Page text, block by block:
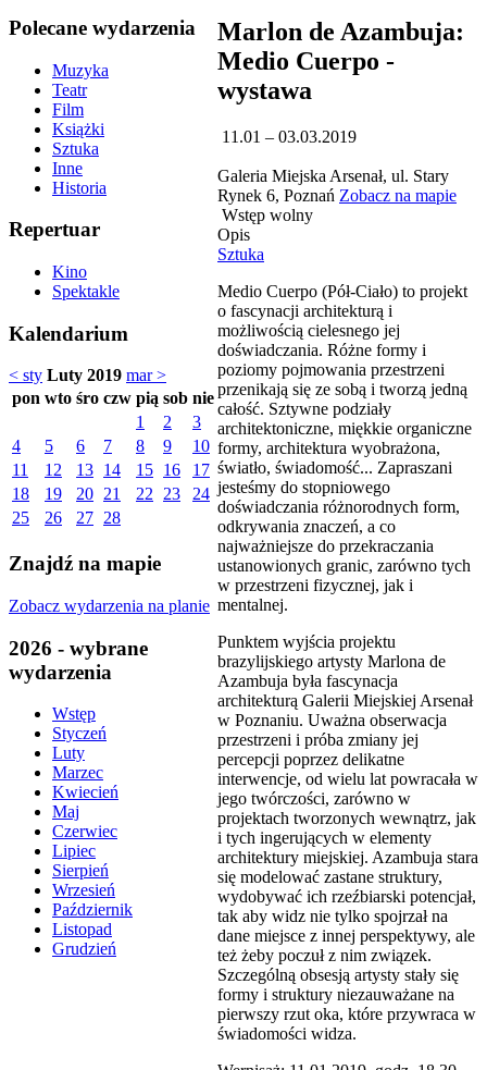
Polecane wydarzenia
Muzyka
Teatr
Film
Książki
Sztuka
Inne
Historia
Repertuar
Kino
Spektakle
Kalendarium
< sty Luty 2019 mar >
pon wto śro czw pią sob nie
1
2
3
4
5 6 7 8 9
10
11
12 13 14 15 16
17
18
19 20 21 22 23
24
25
26 27 28
Znajdź na mapie
Zobacz wydarzenia na planie
2026 - wybrane
wydarzenia
Wstęp
Styczeń
Luty
Marzec
Kwiecień
Maj
Czerwiec
Lipiec
Sierpień
Wrzesień
Październik
Listopad
Grudzień
Marlon de Azambuja:
Medio Cuerpo -
wystawa
11.01 – 03.03.2019
Galeria Miejska Arsenał, ul. Stary
Rynek 6, Poznań Zobacz na mapie
Wstęp wolny
Opis
Sztuka
Medio Cuerpo (Pół-Ciało) to projekt
o fascynacji architekturą i
możliwością cielesnego jej
doświadczania. Różne formy i
poziomy pojmowania przestrzeni
przenikają się ze sobą i tworzą jedną
całość. Sztywne podziały
architektoniczne, miękkie organiczne
formy, architektura wyobrażona,
światło, świadomość... Zapraszani
jesteśmy do stopniowego
doświadczania różnorodnych form,
odkrywania znaczeń, a co
najważniejsze do przekraczania
ustanowionych granic, zarówno tych
w przestrzeni fizycznej, jak i
mentalnej.
Punktem wyjścia projektu
brazylijskiego artysty Marlona de
Azambuja była fascynacja
architekturą Galerii Miejskiej Arsenał
w Poznaniu. Uważna obserwacja
przestrzeni i próba zmiany jej
percepcji poprzez delikatne
interwencje, od wielu lat powracała w
jego twórczości, zarówno w
projektach tworzonych wewnątrz, jak
i tych ingerujących w elementy
architektury miejskiej. Azambuja stara
się modelować zastane struktury,
wydobywać ich rzeźbiarski potencjał,
tak aby widz nie tylko spojrzał na
dane miejsce z innej perspektywy, ale
też żeby poczuł z nim związek.
Szczególną obsesją artysty stały się
formy i struktury niezauważane na
pierwszy rzut oka, które przywraca w
świadomości widza.